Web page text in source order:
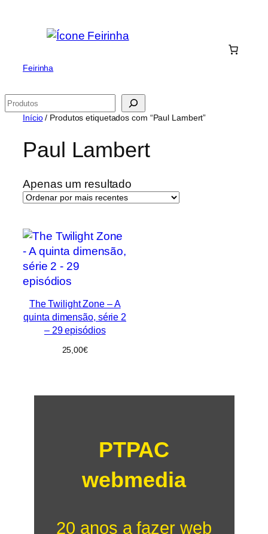
Feirinha
Pesquisar
Início/ Produtos etiquetados com “Paul Lambert”
Paul Lambert
Apenas um resultado
The Twilight Zone – A
quinta dimensão, série 2
– 29 episódios
25,00€
PTPAC
webmedia
20 anos a fazer web